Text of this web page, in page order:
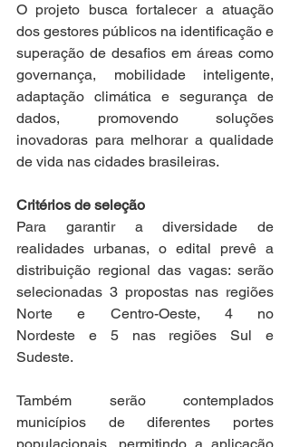
O projeto busca fortalecer a atuação
dos gestores públicos na identificação e
superação de desafios em áreas como
governança, mobilidade inteligente,
adaptação climática e segurança de
dados, promovendo soluções
inovadoras para melhorar a qualidade
de vida nas cidades brasileiras.
Critérios de seleção
Para garantir a diversidade de
realidades urbanas, o edital prevê a
distribuição regional das vagas: serão
selecionadas 3 propostas nas regiões
Norte e Centro-Oeste, 4 no
Nordeste e 5 nas regiões Sul e
Sudeste.
Também serão contemplados
municípios de diferentes portes